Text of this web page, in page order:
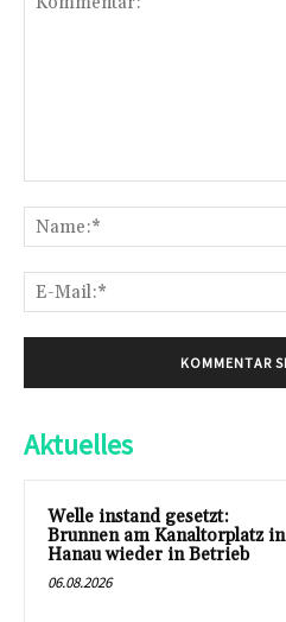
Aktuelles
Welle instand gesetzt:
Brunnen am Kanaltorplatz in
Hanau wieder in Betrieb
06.08.2026